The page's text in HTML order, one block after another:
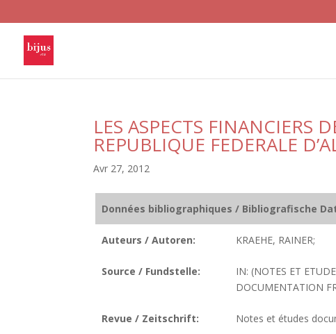
LES ASPECTS FINANCIERS
REPUBLIQUE FEDERALE
Avr 27, 2012
Données bibliographiques / Bibliografische
Auteurs / Autoren: KRAEHE, RAINER;
Source / Fundstelle:
IN: (NOTES ET
DOCUMENTATION
Revue / Zeitschrift: Notes et études